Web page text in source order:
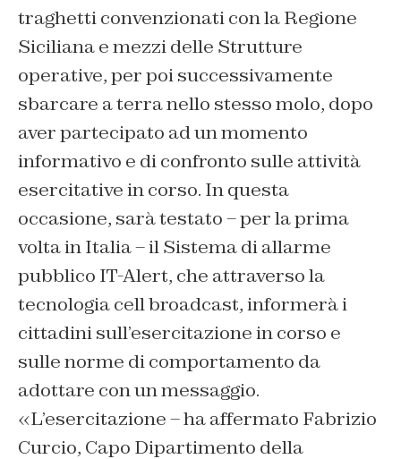
traghetti convenzionati con la Regione
Siciliana e mezzi delle Strutture
operative, per poi successivamente
sbarcare a terra nello stesso molo, dopo
aver partecipato ad un momento
informativo e di confronto sulle attività
esercitative in corso. In questa
occasione, sarà testato – per la prima
volta in Italia – il Sistema di allarme
pubblico IT-Alert, che attraverso la
tecnologia cell broadcast, informerà i
cittadini sull’esercitazione in corso e
sulle norme di comportamento da
adottare con un messaggio.
«L’esercitazione – ha affermato Fabrizio
Curcio, Capo Dipartimento della